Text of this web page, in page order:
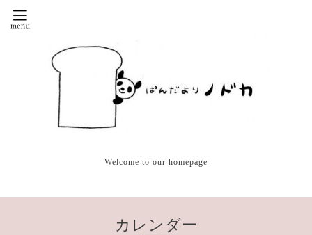
Welcome to our homepage
カレンダー